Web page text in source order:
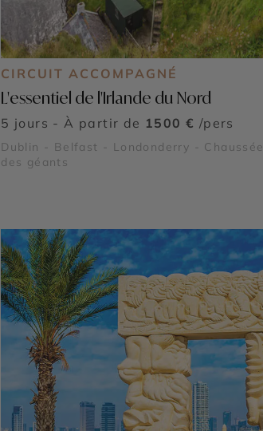
CIRCUIT ACCOMPAGNÉ
L'essentiel de l'Irlande du Nord
5 jours - À partir de 1500 € /pers
Dublin - Belfast - Londonderry - Chaussée
des géants